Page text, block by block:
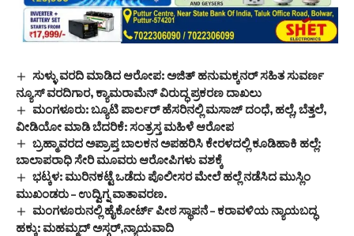
ಸುಳ್ಳು ವರದಿ ಮಾಡಿದ ಆರೋಪ: ಅಜಿತ್ ಹನುಮಕ್ಕನರ್ ಸಹಿತ ಸುವರ್ಣ
ನ್ಯೂಸ್ ವರದಿಗಾರ, ಕ್ಯಾಮರಾಮೆನ್ ವಿರುದ್ಧ ಪ್ರಕರಣ ದಾಖಲು
ಮಂಗಳೂರು: ಬ್ಯೂಟಿ ಪಾರ್ಲರ್ ಹೆಸರಿನಲ್ಲಿ ಮಸಾಜ್ ದಂಧೆ, ಹಲ್ಲೆ, ಬೆತ್ತಲೆ,
ವೀಡಿಯೋ ಮಾಡಿ ಬೆದರಿಕೆ: ಸಂತ್ರಸ್ತ ಮಹಿಳೆ ಆರೋಪ
ಬ್ರಹ್ಮಾವರದ ಅಪ್ರಾಪ್ತ ಬಾಲಕನ ಅಪಹರಿಸಿ ಕೇರಳದಲ್ಲಿ ಕೂಡಿಹಾಕಿ ಹಲ್ಲೆ:
ಬಾಲಾಪರಾಧಿ ಸೇರಿ ಮೂವರು ಆರೋಪಿಗಳು ವಶಕ್ಕೆ
ಭಟ್ಕಳ: ಮುರಿನಕಟ್ಟೆ ಒಡೆದು ಪೊಲೀಸರ ಮೇಲೆ ಹಲ್ಲೆ ನಡೆಸಿದ ಮುಸ್ಲಿಂ
ಮುಖಂಡರು – ಉದ್ವಿಗ್ನ ವಾತಾವರಣ.
ಮಂಗಳೂರುನಲ್ಲಿ ಹೈಕೋರ್ಟ್ ಪೀಠ ಸ್ಥಾಪನೆ – ಕರಾವಳಿಯ ನ್ಯಾಯಬದ್ಧ
ಹಕ್ಕು: ಮಹಮ್ಮದ್ ಅಸ್ಗರ್,ನ್ಯಾಯವಾದಿ